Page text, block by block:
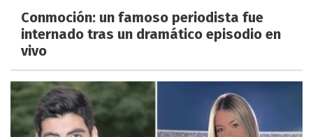
Conmoción: un famoso periodista fue
internado tras un dramático episodio en
vivo